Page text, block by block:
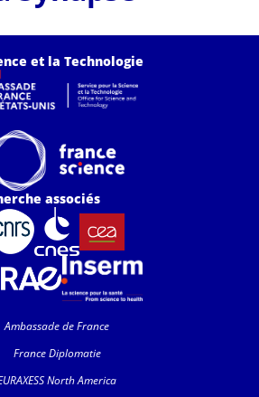
et la Technologie
associés
Ambassade de France
France Diplomatie
North America